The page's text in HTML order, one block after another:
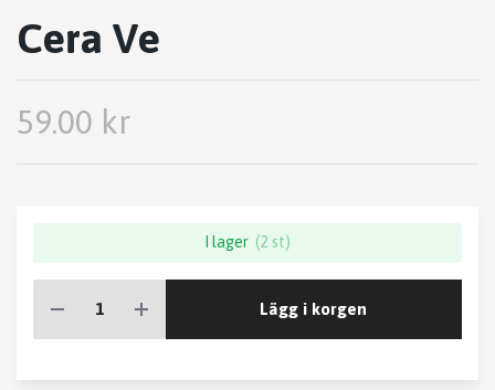
Cera Ve
59.00 kr
I lager (2 st)
Lägg i korgen